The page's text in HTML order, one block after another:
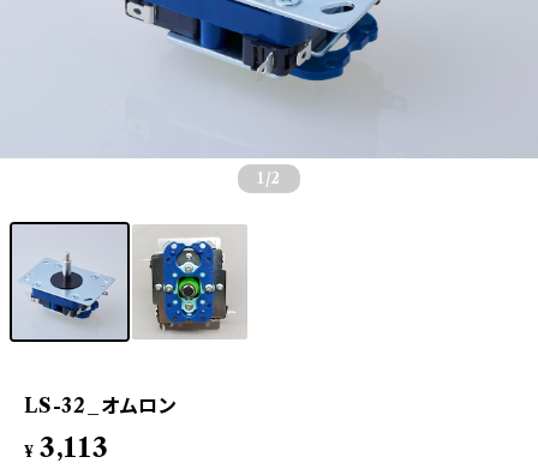
1 /2
LS-32_オムロン
¥ 3,113